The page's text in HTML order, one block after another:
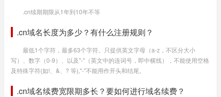
.cn续期期限从1年到10年不等
.cn域名长度为多少？有什么注册规则？
最低1个字符，最多63个字符。只提供英文字母（a-z，不区分大小
写）、数字（0-9）、以及"-"（英文中的连词号，即中横线），不能使用空格
及特殊字符(如!、&、? 等),"-"不能用作开头和结尾。
.cn域名续费宽限期多长？要如何进行域名续费？